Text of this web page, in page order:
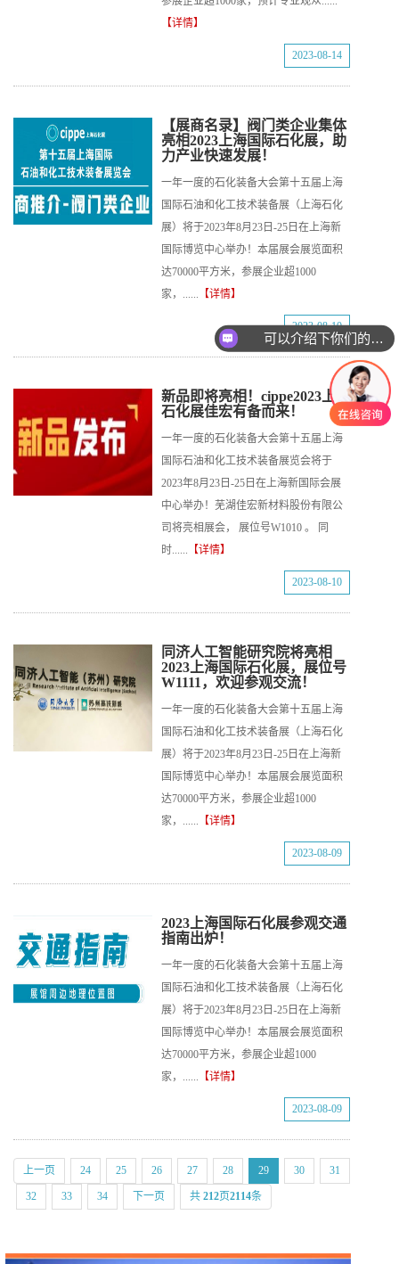
【详情】
2023-08-14
【展商名录】阀门类企业集体
亮相2023上海国际石化展，助
力产业快速发展！
一年一度的石化装备大会第十五届上海
国际石油和化工技术装备展（上海石化
展）将于2023年8月23日-25日在上海新
国际博览中心举办！本届展会展览面积
达70000平方米，参展企业超1000
家，...... 【详情】
2023-08-10
新品即将亮相！cippe2023上海
石化展佳宏有备而来！
一年一度的石化装备大会第十五届上海
国际石油和化工技术装备展览会将于
2023年8月23日-25日在上海新国际会展
中心举办！芜湖佳宏新材料股份有限公
司将亮相展会， 展位号W1010 。 同
时...... 【详情】
2023-08-10
同济人工智能研究院将亮相
2023上海国际石化展，展位号
W1111，欢迎参观交流！
一年一度的石化装备大会第十五届上海
国际石油和化工技术装备展（上海石化
展）将于2023年8月23日-25日在上海新
国际博览中心举办！本届展会展览面积
达70000平方米，参展企业超1000
家，...... 【详情】
2023-08-09
2023上海国际石化展参观交通
指南出炉！
一年一度的石化装备大会第十五届上海
国际石油和化工技术装备展（上海石化
展）将于2023年8月23日-25日在上海新
国际博览中心举办！本届展会展览面积
达70000平方米，参展企业超1000
家，...... 【详情】
2023-08-09
上一页 24 25 26 27 28 29 30 31
32 33 34 下一页 共 212页2114条
可以介绍下你们的产品么